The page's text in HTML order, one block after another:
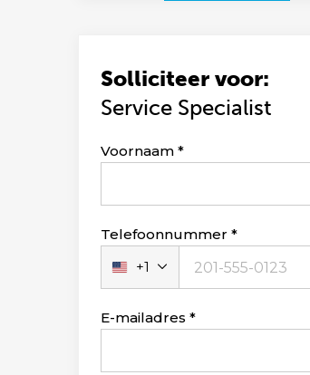
Solliciteer voor:
Service Specialist
Leave
Voornaam
Telefoonnummer
Verenigde
Staten
+1
+1
E-mailadres